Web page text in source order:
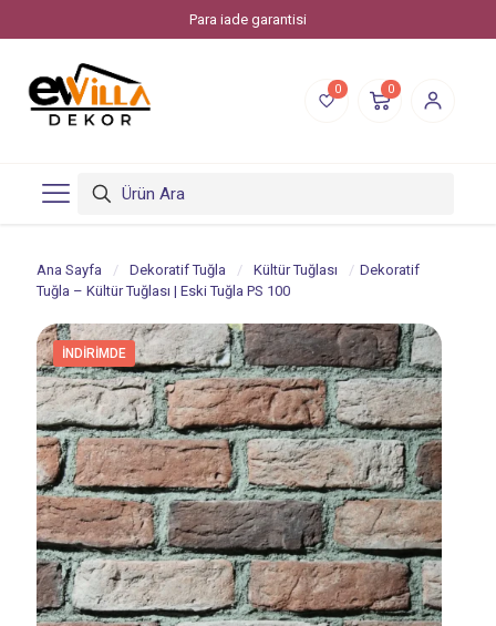
Para iade garantisi
0 0
Ana Sayfa / Dekoratif Tuğla / Kültür Tuğlası / Dekoratif
Tuğla – Kültür Tuğlası | Eski Tuğla PS 100
İNDIRIMDE